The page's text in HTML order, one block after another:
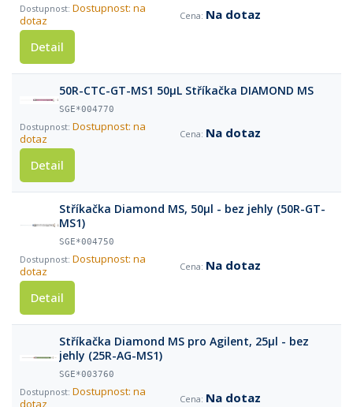
Dostupnost: na
dotaz
Na dotaz
Detail
50R-CTC-GT-MS1 50µL Stříkačka DIAMOND MS
SGE*004770
Dostupnost: na
dotaz
Na dotaz
Detail
Stříkačka Diamond MS, 50µl - bez jehly (50R-GT-
MS1)
SGE*004750
Dostupnost: na
dotaz
Na dotaz
Detail
Stříkačka Diamond MS pro Agilent, 25µl - bez
jehly (25R-AG-MS1)
SGE*003760
Dostupnost: na
dotaz
Na dotaz